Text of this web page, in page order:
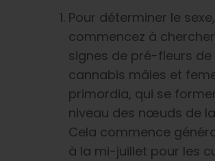
Pour déterminer le sexe,
commencez à
signes de pré-fleurs de
cannabis mâles et
primordia, qui se
niveau des nœuds de
Cela commence
à la mi-juillet pour les